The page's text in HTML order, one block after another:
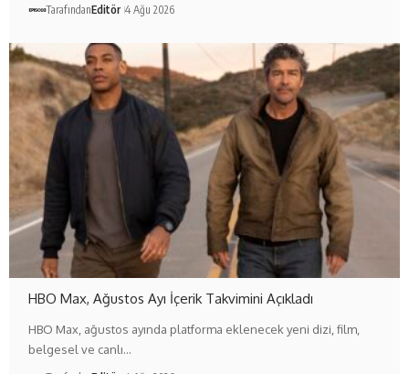
TarafındanEditör 4 Ağu 2026
HBO Max, Ağustos Ayı İçerik Takvimini Açıkladı
HBO Max, ağustos ayında platforma eklenecek yeni dizi, film,
belgesel ve canlı…